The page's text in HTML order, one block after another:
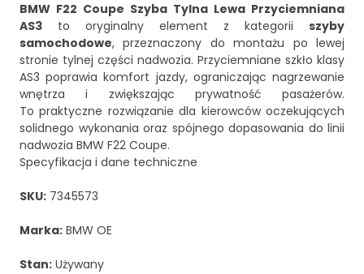
BMW F22 Coupe Szyba Tylna Lewa Przyciemniana
AS3 to oryginalny element z kategorii szyby
samochodowe, przeznaczony do montażu po lewej
stronie tylnej części nadwozia. Przyciemniane szkło klasy
AS3 poprawia komfort jazdy, ograniczając nagrzewanie
wnętrza i zwiększając prywatność pasażerów.
To praktyczne rozwiązanie dla kierowców oczekujących
solidnego wykonania oraz spójnego dopasowania do linii
nadwozia BMW F22 Coupe.
Specyfikacja i dane techniczne
SKU: 7345573
Marka: BMW OE
Stan: Używany